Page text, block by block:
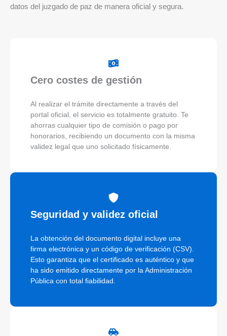
datos del juzgado de paz de manera oficial y segura.
Cero costes de gestión
Al realizar el trámite directamente a través del
portal oficial, el servicio es totalmente gratuito. Te
ahorras cualquier tipo de comisión o pago por
honorarios, recibiendo un documento con la misma
validez legal que uno solicitado físicamente.
Seguridad y validez oficial
La obtención del documento digital incluye una
firma electrónica y un código de verificación (CSV).
Esto garantiza que el certificado es auténtico y que
ha sido emitido directamente por la Administración
Pública con total fiabilidad.